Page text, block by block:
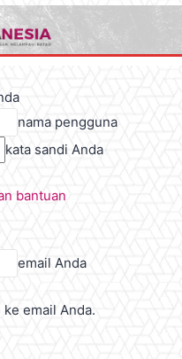
nama pengguna
kata sandi Anda
bantuan
email Anda
email Anda.